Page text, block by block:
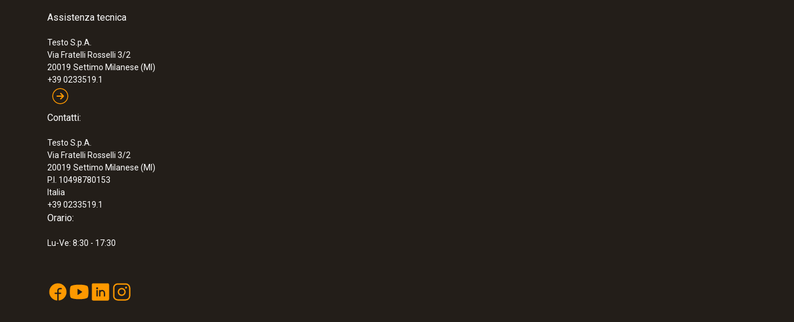
Assistenza tecnica
Testo S.p.A.
Via Fratelli Rosselli 3/2
20019 Settimo Milanese (MI)
+39 0233519.1
Contatti:
Testo S.p.A.
Via Fratelli Rosselli 3/2
20019 Settimo Milanese (MI)
P.I. 10498780153
Italia
+39 0233519.1
Orario:
Lu-Ve: 8:30 - 17:30